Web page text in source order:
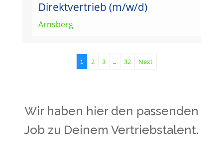
Direktvertrieb (m/w/d)
Arnsberg
1 2 3 … 32 Next
Wir haben hier den passenden
Job zu Deinem Vertriebstalent.